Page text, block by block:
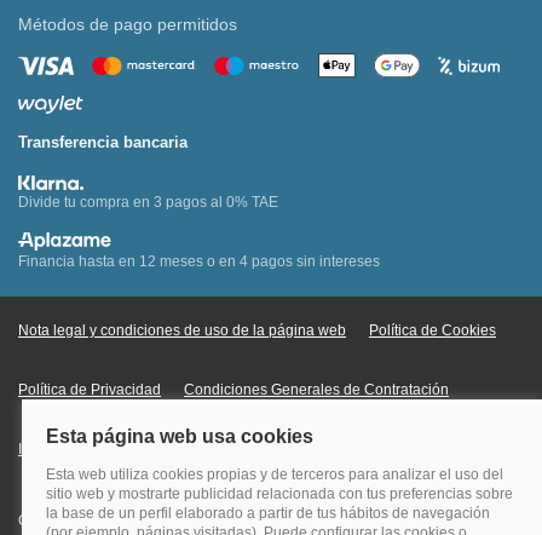
Métodos de pago permitidos
Transferencia bancaria
Divide tu compra en 3 pagos al 0% TAE
Financia hasta en 12 meses o en 4 pagos sin intereses
Nota legal y condiciones de uso de la página web Política de Cookies
Política de Privacidad Condiciones Generales de Contratación
Información Legal sobre Mercados en Línea
Quehoteles.com - Especialistas en hoteles © Copyright Veturis Travel S.A.